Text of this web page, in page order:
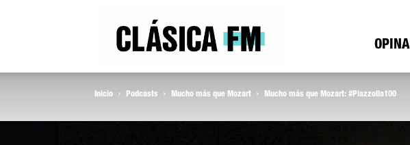
OPINA
Inicio Podcasts Mucho más que Mozart Mucho más que Mozart: #Piazzolla100